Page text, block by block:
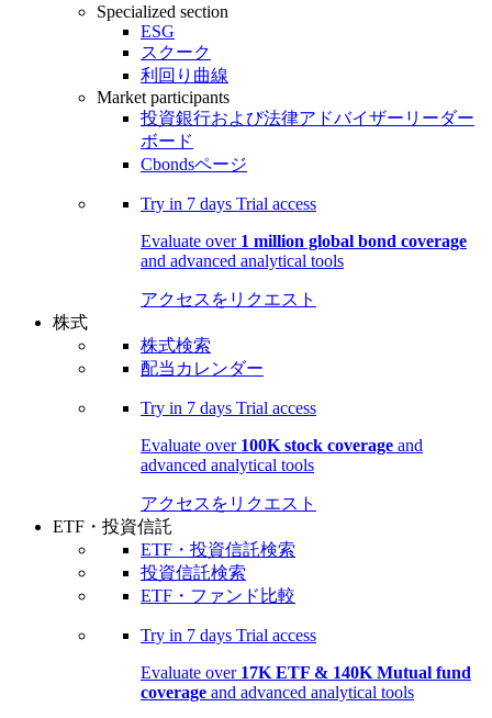
Specialized section
ESG
スクーク
利回り曲線
Market participants
投資銀行および法律アドバイザーリーダー
ボード
Cbondsページ
Try in 7 days Trial access
Evaluate over 1 million global bond coverage
and advanced analytical tools
アクセスをリクエスト
株式
株式検索
配当カレンダー
Try in 7 days Trial access
Evaluate over 100K stock coverage and
advanced analytical tools
アクセスをリクエスト
ETF・投資信託
ETF・投資信託検索
投資信託検索
ETF・ファンド比較
Try in 7 days Trial access
Evaluate over 17K ETF & 140K Mutual fund
coverage and advanced analytical tools